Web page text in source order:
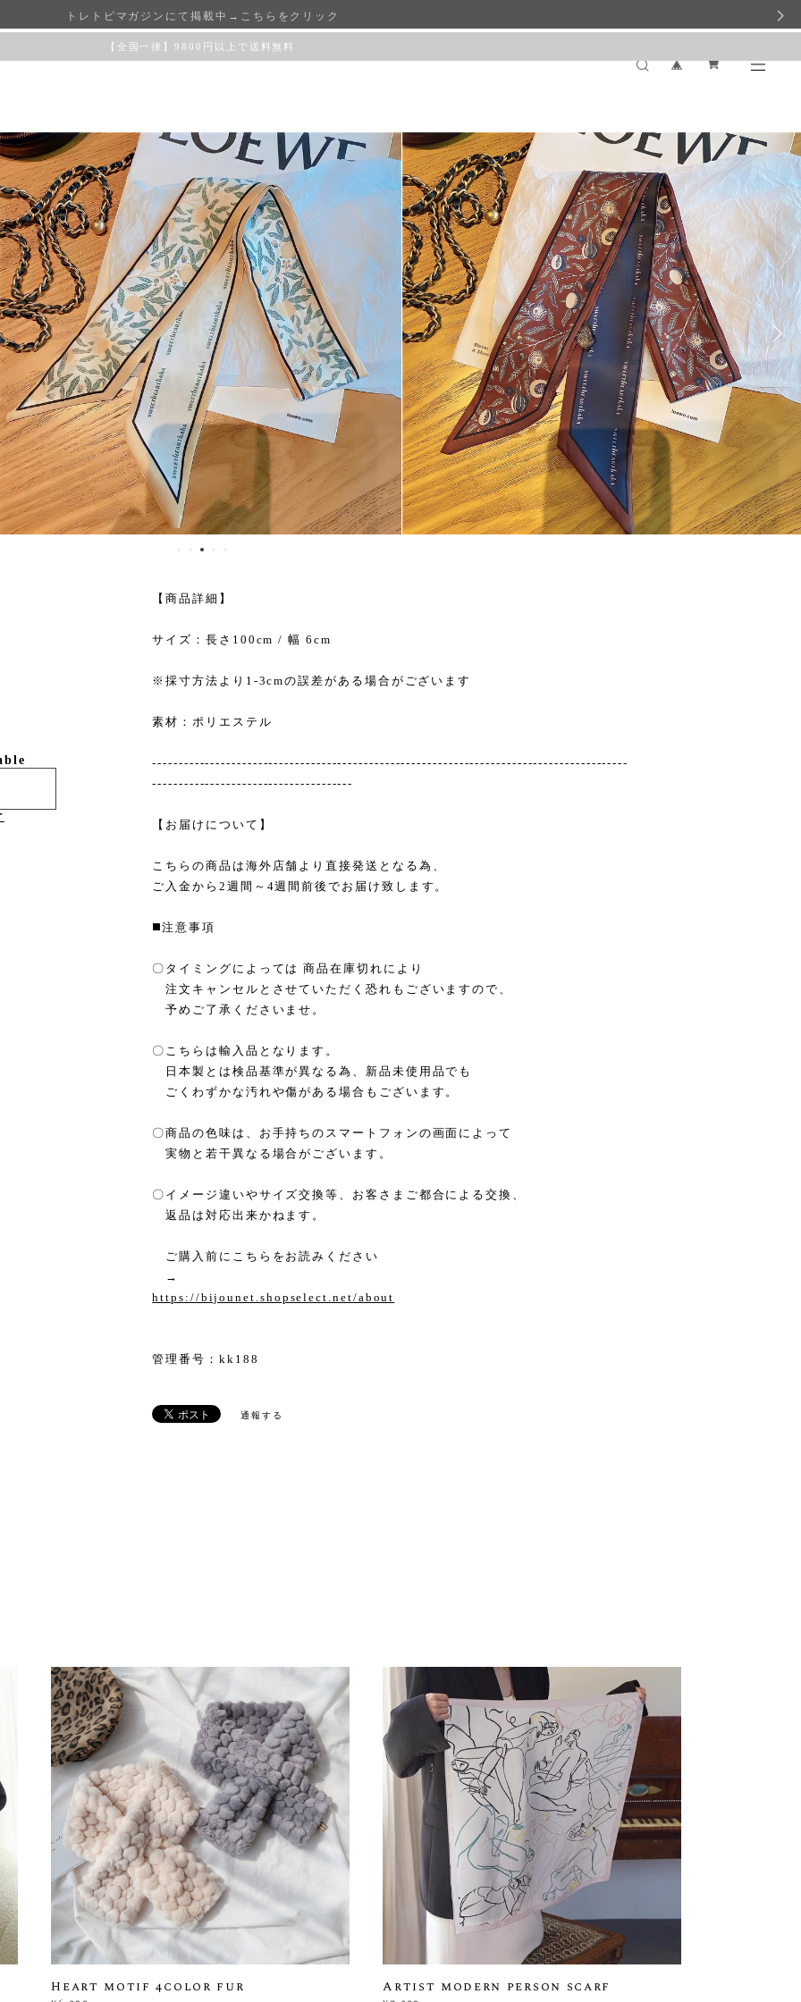
トレトピマガジンにて掲載中→こちらをクリック
【全国一律】9800円以上で送料無料
【商品詳細】
サイズ：長さ100cm / 幅 6cm
※採寸方法より1-3cmの誤差がある場合がございます
素材：ポリエステル
------------------------------------------------------------------------------------------
--------------------------------------
【お届けについて】
こちらの商品は海外店舗より直接発送となる為、
ご入金から2週間～4週間前後でお届け致します。
◼️注意事項
〇タイミングによっては 商品在庫切れにより
注文キャンセルとさせていただく恐れもございますので、
予めご了承くださいませ。
〇こちらは輸入品となります。
日本製とは検品基準が異なる為、新品未使用品でも
ごくわずかな汚れや傷がある場合もございます。
〇商品の色味は、お手持ちのスマートフォンの画面によって
実物と若干異なる場合がございます。
〇イメージ違いやサイズ交換等、お客さまご都合による交換、
返品は対応出来かねます。
ご購入前にこちらをお読みください
→
https://bijounet.shopselect.net/about
管理番号：kk188
通報する
Heart motif 4color fur Artist modern person scarf